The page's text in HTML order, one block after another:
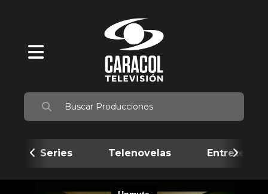
Series Telenovelas